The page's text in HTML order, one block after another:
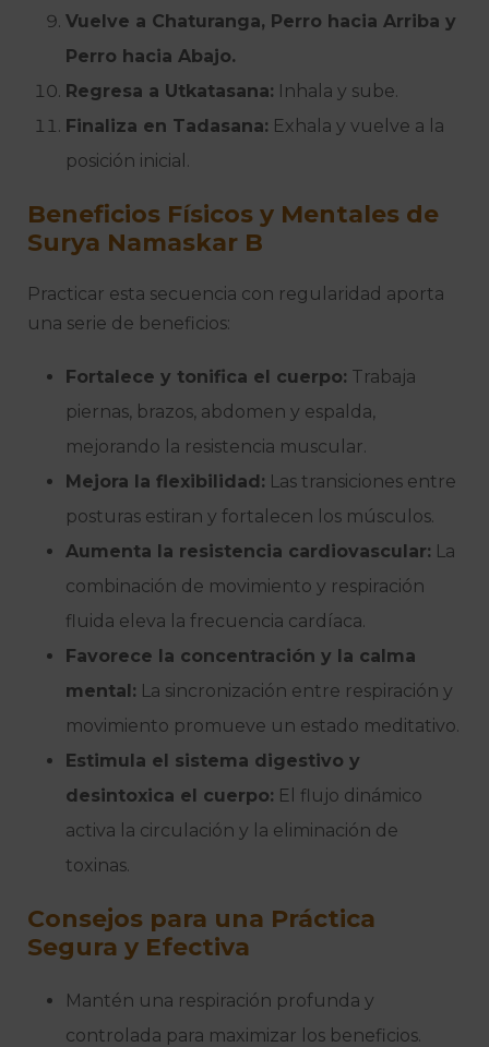
Vuelve a Chaturanga, Perro hacia Arriba y
Perro hacia Abajo.
Regresa a Utkatasana: Inhala y sube.
Finaliza en Tadasana: Exhala y vuelve a la
posición inicial.
Beneficios Físicos y Mentales de
Surya Namaskar B
Practicar esta secuencia con regularidad aporta
una serie de beneficios:
Fortalece y tonifica el cuerpo: Trabaja
piernas, brazos, abdomen y espalda,
mejorando la resistencia muscular.
Mejora la flexibilidad: Las transiciones entre
posturas estiran y fortalecen los músculos.
Aumenta la resistencia cardiovascular: La
combinación de movimiento y respiración
fluida eleva la frecuencia cardíaca.
Favorece la concentración y la calma
mental: La sincronización entre respiración y
movimiento promueve un estado meditativo.
Estimula el sistema digestivo y
desintoxica el cuerpo: El flujo dinámico
activa la circulación y la eliminación de
toxinas.
Consejos para una Práctica
Segura y Efectiva
Mantén una respiración profunda y
controlada para maximizar los beneficios.